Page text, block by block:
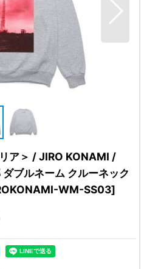
ア＞ / JIRO KONAMI /
ブルネーム クルーネック
WM-SS03]